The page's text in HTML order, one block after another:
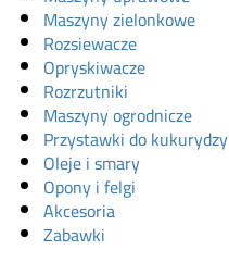
Maszyny zielonkowe
Rozsiewacze
Opryskiwacze
Rozrzutniki
Maszyny ogrodnicze
Przystawki do kukurydzy
Oleje i smary
Opony i felgi
Akcesoria
Zabawki